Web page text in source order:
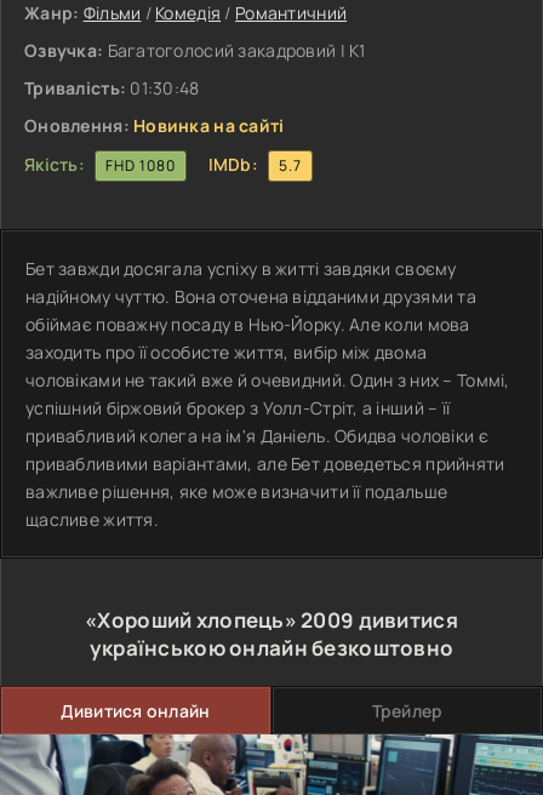
Жанр: Фільми / Комедія / Романтичний
Озвучка: Багатоголосий закадровий | К1
Тривалість: 01:30:48
Оновлення: Новинка на сайті
Якість:
FHD 1080 IMDb: 5.7
Бет завжди досягала успіху в житті завдяки своєму
надійному чуттю. Вона оточена відданими друзями та
обіймає поважну посаду в Нью-Йорку. Але коли мова
заходить про її особисте життя, вибір між двома
чоловіками не такий вже й очевидний. Один з них – Томмі,
успішний біржовий брокер з Уолл-Стріт, а інший – її
привабливий колега на ім'я Даніель. Обидва чоловіки є
привабливими варіантами, але Бет доведеться прийняти
важливе рішення, яке може визначити її подальше
щасливе життя.
«Хороший хлопець»2009 дивитися
українською онлайн безкоштовно
Дивитися онлайн Трейлер